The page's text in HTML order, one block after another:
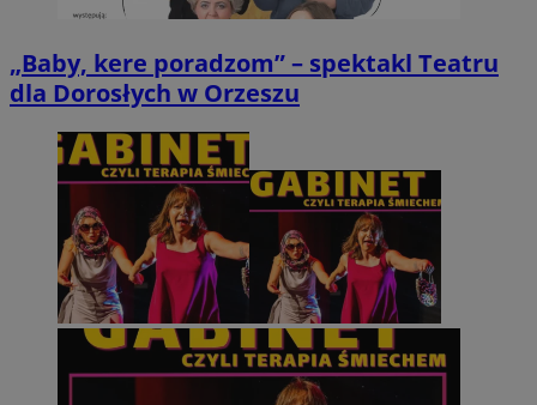
„Baby, kere poradzom” – spektakl Teatru
dla Dorosłych w Orzeszu